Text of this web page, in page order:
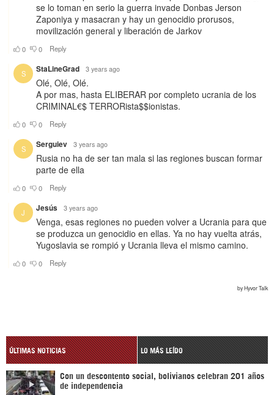
ÚLTIMAS NOTICIAS LO MÁS LEÍDO
Con un descontento social, bolivianos celebran 201 años
de independencia